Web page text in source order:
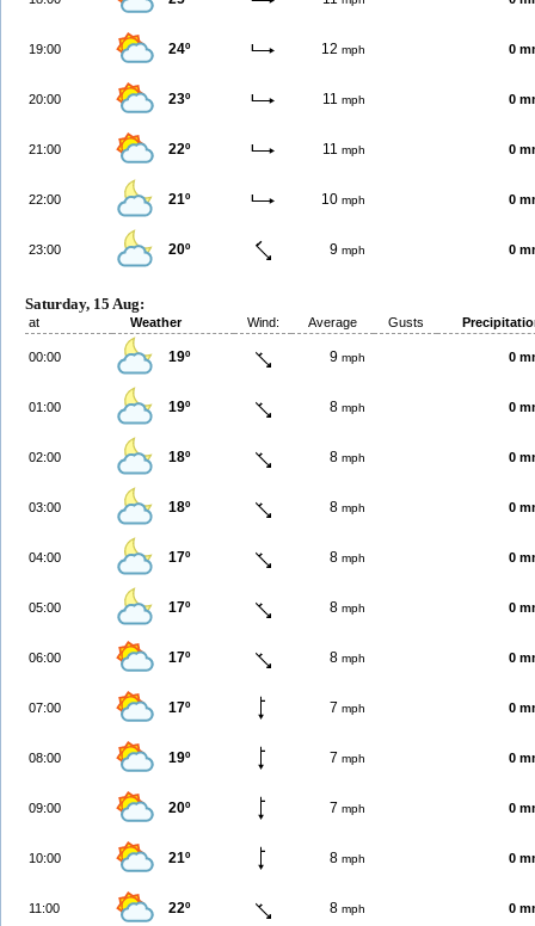
19:00 24º 12 mph 0
20:00 23º 11 mph 0
21:00 22º 11 mph 0
22:00 21º 10 mph 0
23:00 20º 9 mph 0
Saturday, 15 Aug:
at Weather Wind: Average Gusts
00:00 19º 9 mph 0
01:00 19º 8 mph 0
02:00 18º 8 mph 0
03:00 18º 8 mph 0
04:00 17º 8 mph 0
05:00 17º 8 mph 0
06:00 17º 8 mph 0
07:00 17º 7 mph 0
08:00 19º 7 mph 0
09:00 20º 7 mph 0
10:00 21º 8 mph 0
11:00 22º 8 mph 0